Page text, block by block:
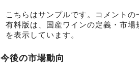
こちらはサンプルです。コメントの
有料版は、国産ワインの定義・市場
を表示しています。
今後の市場動向